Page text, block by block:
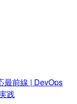
最前線 | DevOps
践